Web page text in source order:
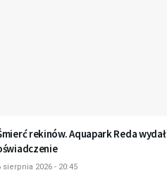
rekinów. Aquapark Reda wydał
sierpnia 2026 - 20:45